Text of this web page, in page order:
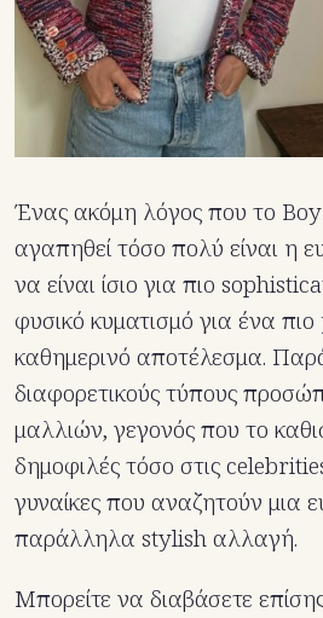
Ένας ακόμη λόγος που το
αγαπηθεί τόσο πολύ είναι η
να είναι ίσιο για πιο
φυσικό κυματισμό για ένα
καθημερινό αποτέλεσμα.
διαφορετικούς τύπους
μαλλιών, γεγονός που το
δημοφιλές τόσο στις
γυναίκες που αναζητούν μια
παράλληλα stylish αλλαγή.
Μπορείτε να διαβάσετε